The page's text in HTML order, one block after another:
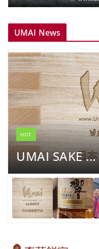
UMAI News
HOT
UMAI SAKE ...